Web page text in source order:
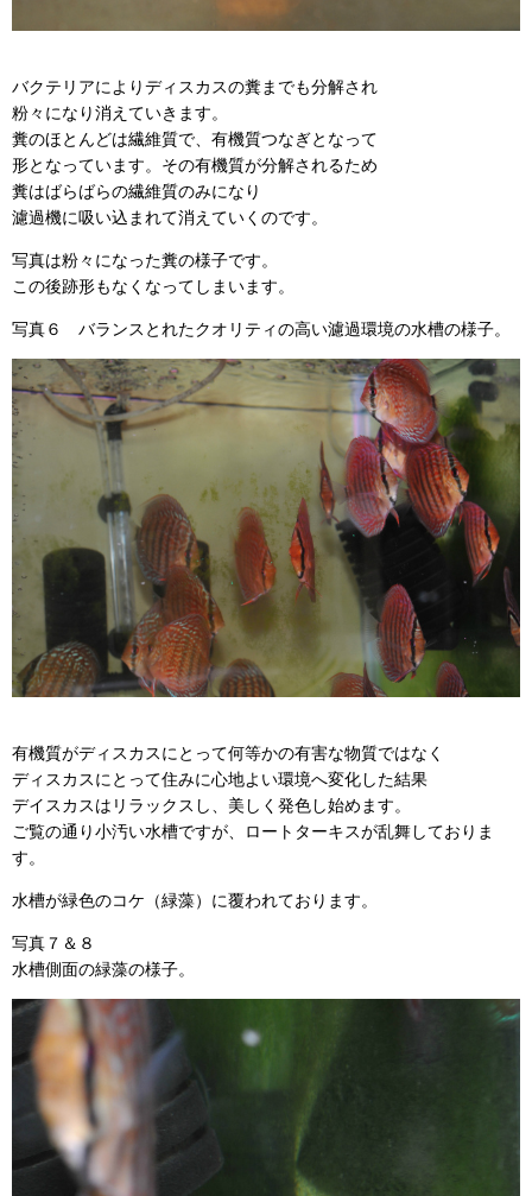
バクテリアによりディスカスの糞までも分解され
粉々になり消えていきます。
糞のほとんどは繊維質で、有機質つなぎとなって
形となっています。その有機質が分解されるため
糞はばらばらの繊維質のみになり
濾過機に吸い込まれて消えていくのです。
写真は粉々になった糞の様子です。
この後跡形もなくなってしまいます。
写真６ バランスとれたクオリティの高い濾過環境の水槽の様子。
有機質がディスカスにとって何等かの有害な物質ではなく
ディスカスにとって住みに心地よい環境へ変化した結果
デイスカスはリラックスし、美しく発色し始めます。
ご覧の通り小汚い水槽ですが、ロートターキスが乱舞しておりま
す。
水槽が緑色のコケ（緑藻）に覆われております。
写真７＆８
水槽側面の緑藻の様子。